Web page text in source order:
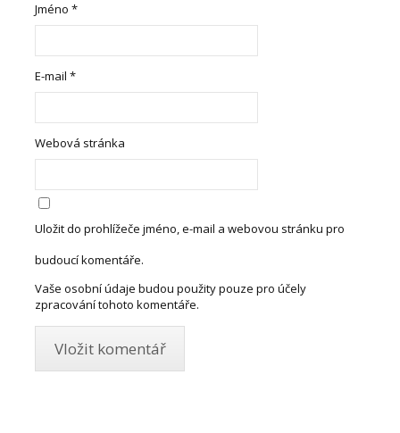
Jméno*
E-mail*
Webová stránka
Uložit do prohlížeče jméno, e-mail a webovou stránku pro
budoucí komentáře.
Vaše osobní údaje budou použity pouze pro účely
zpracování tohoto komentáře.